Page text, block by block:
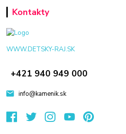
Kontakty
WWW.DETSKY-RAJ.SK
+421 940 949 000
info@kamenik.sk